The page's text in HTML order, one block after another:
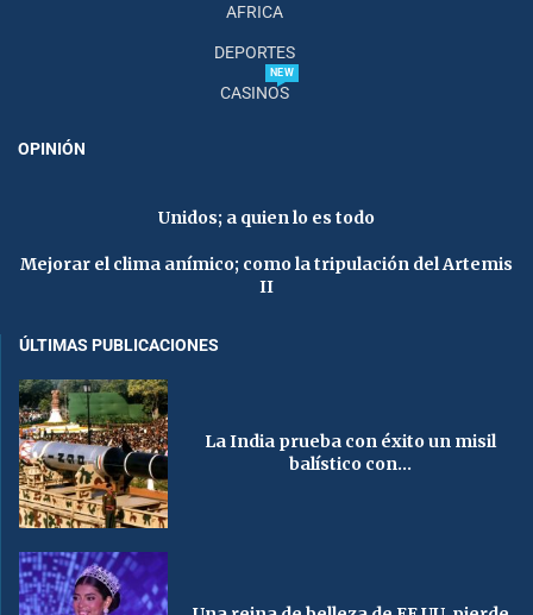
AFRICA
DEPORTES
CASINOS
NEW
OPINIÓN
Unidos; a quien lo es todo
Mejorar el clima anímico; como la tripulación del Artemis
II
ÚLTIMAS PUBLICACIONES
La India prueba con éxito un misil
balístico con...